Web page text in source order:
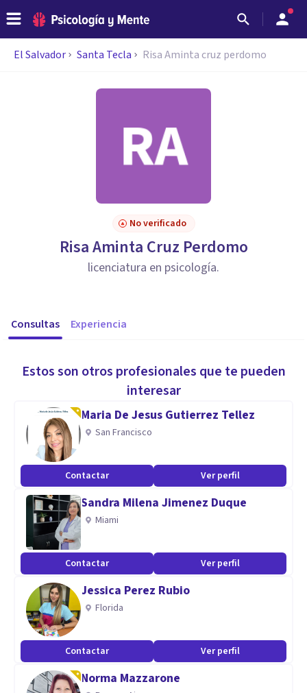
El Salvador Santa Tecla Risa Aminta cruz perdomo
No verificado
Risa Aminta Cruz Perdomo
licenciatura en psicología.
Consultas Experiencia
Estos son otros profesionales que te pueden
interesar
Maria De Jesus Gutierrez Tellez
San Francisco
Contactar Ver perfil
Sandra Milena Jimenez Duque
Miami
Contactar Ver perfil
Jessica Perez Rubio
Florida
Contactar Ver perfil
Norma Mazzarone